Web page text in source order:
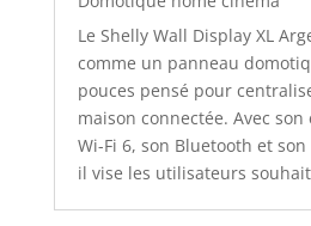
Le Shelly Wall Display XL
comme un panneau
pouces pensé pour
maison connectée. Avec
Wi-Fi 6, son Bluetooth et
il vise les utilisateurs